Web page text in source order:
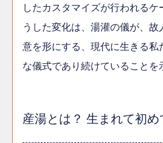
したカスタマイズが行われるケ
うした変化は、湯灌の儀が、
意を形にする、現代に生きる私
な儀式であり続けていることを
産湯とは？ 生まれて初め